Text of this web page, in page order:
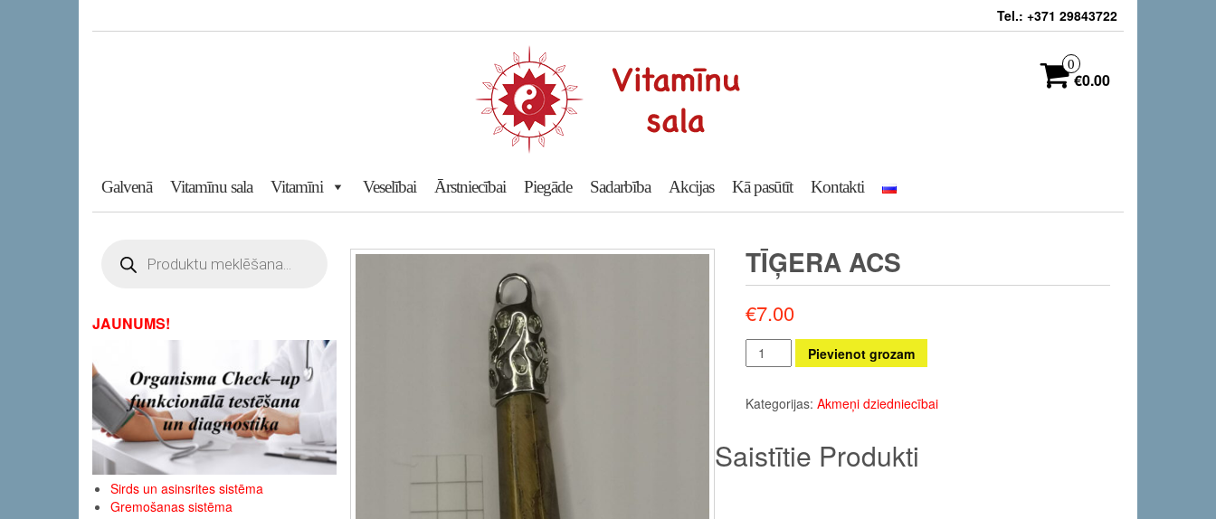
Tel.: +371 29843722
0
€0.00
Galvenā Vitamīnu sala Vitamīni Veselībai Ārstniecībai Piegāde Sadarbība Akcijas Kā pasūtīt Kontakti
search
JAUNUMS!
Sirds un asinsrites sistēma
Gremošanas sistēma
TĪĢERA ACS
€7.00
Tīģera
acs
daudzums
Pievienot grozam
Kategorijas: Akmeņi dziedniecībai
Saistītie Produkti